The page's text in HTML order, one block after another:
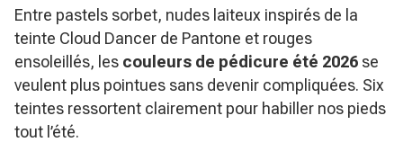
Entre pastels sorbet, nudes laiteux inspirés de la
teinte Cloud Dancer de Pantone et rouges
ensoleillés, les couleurs de pédicure été 2026 se
veulent plus pointues sans devenir compliquées. Six
teintes ressortent clairement pour habiller nos pieds
tout l’été.